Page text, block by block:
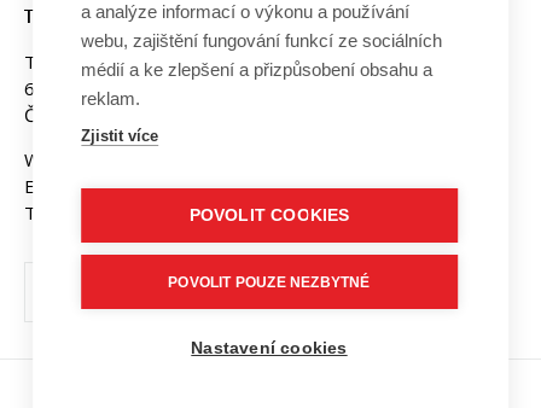
TECHNOLOGIÍ, VUT V BRNĚ
Technická 3058/10
616 00 Brno
Česká republika
Web:
E-mail:fekt-info@vut.cz
Tel: +420 541 141 111
a analýze informací o výkonu a používání
webu, zajištění fungování funkcí ze sociálních
médií a ke zlepšení a přizpůsobení obsahu a
reklam.
Zjistit více
POVOLIT COOKIES
POVOLIT POUZE NEZBYTNÉ
Nastavení cookies